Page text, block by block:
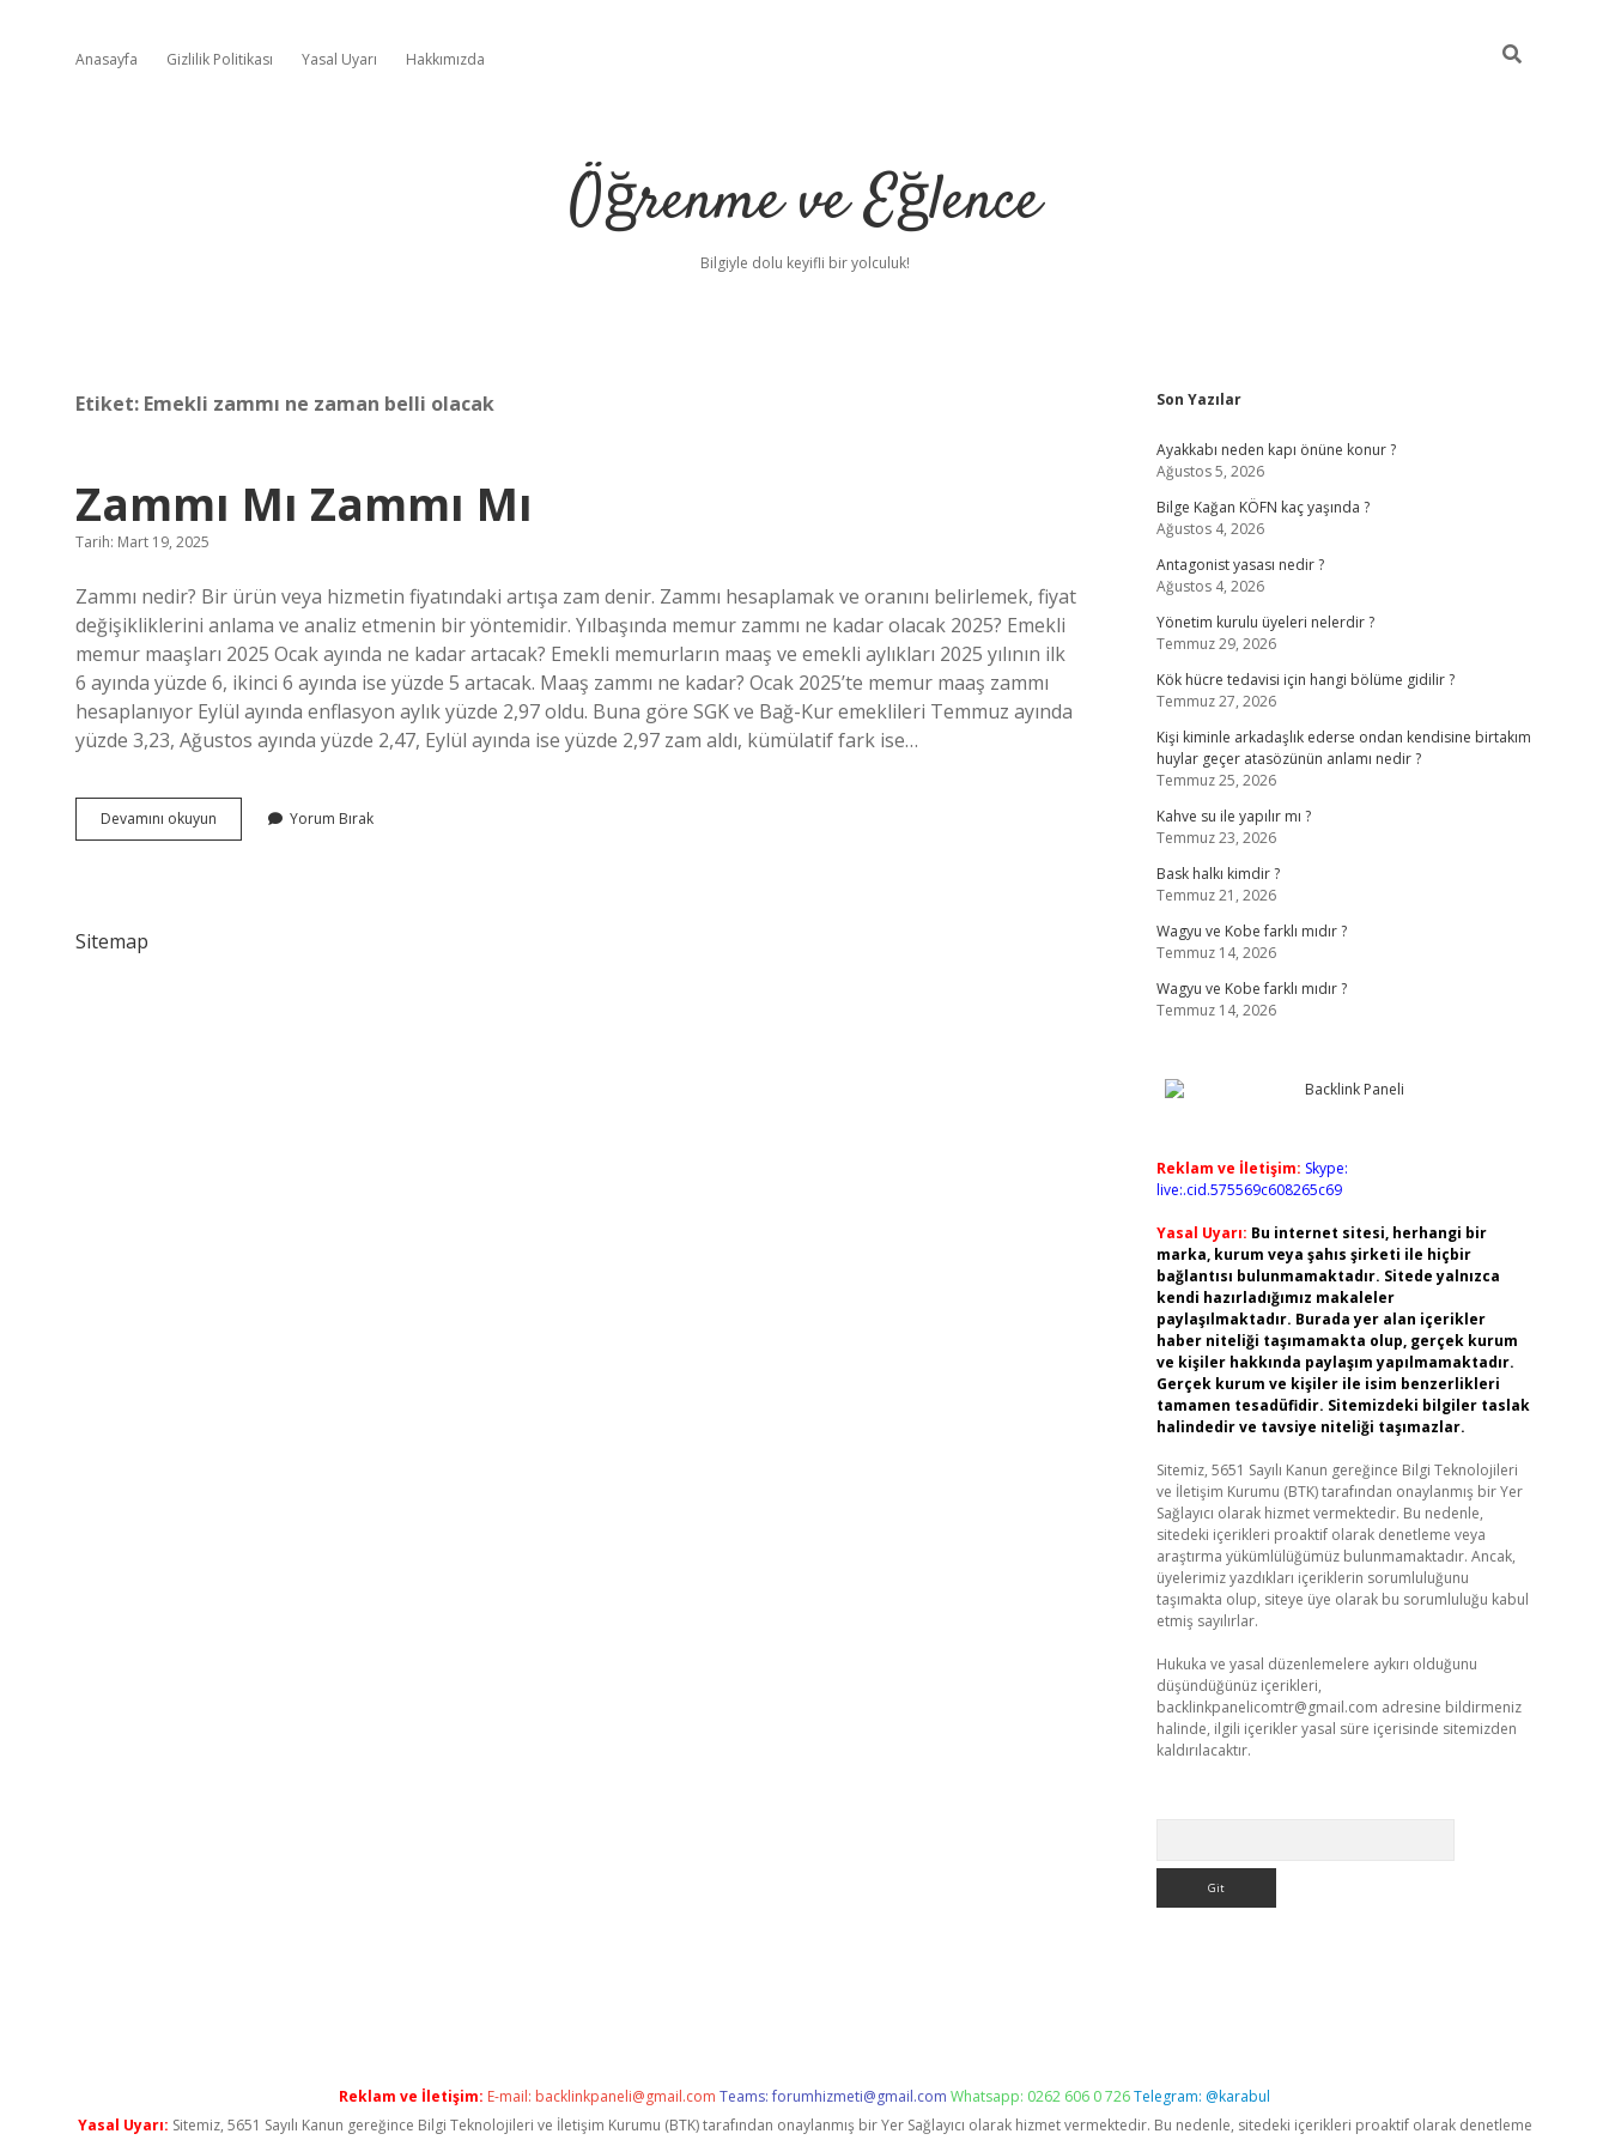
Anasayfa Gizlilik Politikası Yasal Uyarı Hakkımızda
Öğrenme ve Eğlence
Bilgiyle dolu keyifli bir yolculuk!
Etiket: Emekli zammı ne zaman belli olacak
Zammı Mı Zammı Mı
Tarih: Mart 19, 2025
Zammı nedir? Bir ürün veya hizmetin fiyatındaki artışa zam denir. Zammı hesaplamak ve oranını belirlemek, fiyat
değişikliklerini anlama ve analiz etmenin bir yöntemidir. Yılbaşında memur zammı ne kadar olacak 2025? Emekli
memur maaşları 2025 Ocak ayında ne kadar artacak? Emekli memurların maaş ve emekli aylıkları 2025 yılının ilk
6 ayında yüzde 6, ikinci 6 ayında ise yüzde 5 artacak. Maaş zammı ne kadar? Ocak 2025’te memur maaş zammı
hesaplanıyor Eylül ayında enflasyon aylık yüzde 2,97 oldu. Buna göre SGK ve Bağ-Kur emeklileri Temmuz ayında
yüzde 3,23, Ağustos ayında yüzde 2,47, Eylül ayında ise yüzde 2,97 zam aldı, kümülatif fark ise…
Devamını okuyun
Mı
Yorum Bırak
Sitemap
Sidebar
Son Yazılar
Ayakkabı neden kapı önüne konur ?
Ağustos 5, 2026
Bilge Kağan KÖFN kaç yaşında ?
Ağustos 4, 2026
Antagonist yasası nedir ?
Ağustos 4, 2026
Yönetim kurulu üyeleri nelerdir ?
Temmuz 29, 2026
Kök hücre tedavisi için hangi bölüme gidilir ?
Temmuz 27, 2026
Kişi kiminle arkadaşlık ederse ondan kendisine birtakım
huylar geçer atasözünün anlamı nedir ?
Temmuz 25, 2026
Kahve su ile yapılır mı ?
Temmuz 23, 2026
Bask halkı kimdir ?
Temmuz 21, 2026
Wagyu ve Kobe farklı mıdır ?
Temmuz 14, 2026
Wagyu ve Kobe farklı mıdır ?
Temmuz 14, 2026
Reklam ve İletişim: Skype:
live:.cid.575569c608265c69
Yasal Uyarı: Bu internet sitesi, herhangi bir
marka, kurum veya şahıs şirketi ile hiçbir
bağlantısı bulunmamaktadır. Sitede yalnızca
kendi hazırladığımız makaleler
paylaşılmaktadır. Burada yer alan içerikler
haber niteliği taşımamakta olup, gerçek kurum
ve kişiler hakkında paylaşım yapılmamaktadır.
Gerçek kurum ve kişiler ile isim benzerlikleri
tamamen tesadüfidir. Sitemizdeki bilgiler taslak
halindedir ve tavsiye niteliği taşımazlar.
Sitemiz, 5651 Sayılı Kanun gereğince Bilgi Teknolojileri
ve İletişim Kurumu (BTK) tarafından onaylanmış bir Yer
Sağlayıcı olarak hizmet vermektedir. Bu nedenle,
sitedeki içerikleri proaktif olarak denetleme veya
araştırma yükümlülüğümüz bulunmamaktadır. Ancak,
üyelerimiz yazdıkları içeriklerin sorumluluğunu
taşımakta olup, siteye üye olarak bu sorumluluğu kabul
etmiş sayılırlar.
Hukuka ve yasal düzenlemelere aykırı olduğunu
düşündüğünüz içerikleri,
backlinkpanelicomtr@gmail.com adresine bildirmeniz
halinde, ilgili içerikler yasal süre içerisinde sitemizden
kaldırılacaktır.
Reklam ve İletişim: E-mail: backlinkpaneli@gmail.com Teams:forumhizmeti@gmail.com Whatsapp: 0262 606 0 726Telegram: @karabul
Yasal Uyarı: Sitemiz, 5651 Sayılı Kanun gereğince Bilgi Teknolojileri ve İletişim Kurumu (BTK) tarafından onaylanmış bir Yer Sağlayıcı olarak hizmet vermektedir. Bu nedenle, sitedeki içerikleri proaktif olarak denetleme